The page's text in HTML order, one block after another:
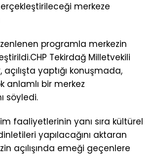
merkeze
programla merkezin
Tekirdağ Milletvekili
yaptığı konuşmada,
anlamlı bir merkez
söyledi.
faaliyetlerinin yanı sıra kültürel
yapılacağını aktaran
açılışında emeği geçenlere